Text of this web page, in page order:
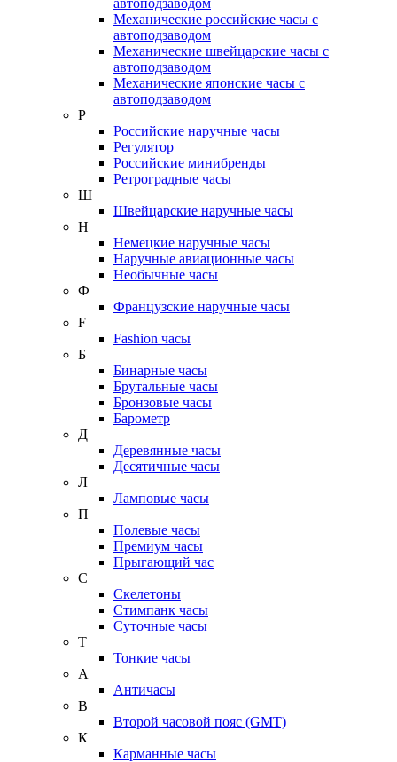
автоподзаводом
Механические российские часы с
автоподзаводом
Механические швейцарские часы с
автоподзаводом
Механические японские часы с
автоподзаводом
Р
Российские наручные часы
Регулятор
Российские минибренды
Ретроградные часы
Ш
Швейцарские наручные часы
Н
Немецкие наручные часы
Наручные авиационные часы
Необычные часы
Ф
Французские наручные часы
F
Fashion часы
Б
Бинарные часы
Брутальные часы
Бронзовые часы
Барометр
Д
Деревянные часы
Десятичные часы
Л
Ламповые часы
П
Полевые часы
Премиум часы
Прыгающий час
С
Скелетоны
Стимпанк часы
Суточные часы
Т
Тонкие часы
А
Античасы
В
Второй часовой пояс (GMT)
К
Карманные часы